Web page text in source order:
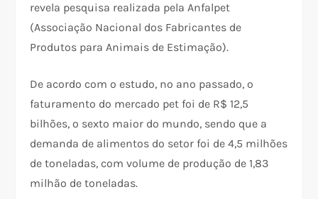
revela pesquisa realizada pela Anfalpet
(Associação Nacional dos Fabricantes de
Produtos para Animais de Estimação).
De acordo com o estudo, no ano passado, o
faturamento do mercado pet foi de R$ 12,5
bilhões, o sexto maior do mundo, sendo que a
demanda de alimentos do setor foi de 4,5 milhões
de toneladas, com volume de produção de 1,83
milhão de toneladas.